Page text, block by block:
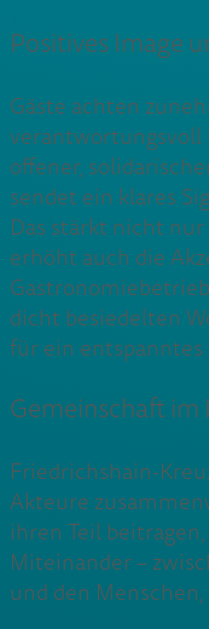
Positives Image
Gäste achten
verantwortungsvoll
offener,
sendet ein klares
Das stärkt nicht nur
erhöht auch die
dicht besiedelten
für ein
Gemeinschaft im
Friedrichshain-
Akteure
ihren Teil
Miteinander –
und den